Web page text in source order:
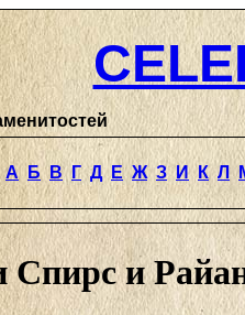
А Б В Г Д Е Ж З И К Л
Спирс и